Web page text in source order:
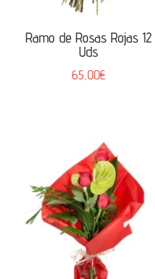
Ramo de Rosas Rojas 12
Uds
65,00€